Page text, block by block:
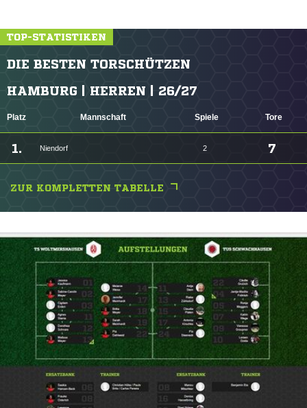
TOP-STATISTIKEN
DIE BESTEN TORSCHÜTZEN
HAMBURG | HERREN | 26/27
Platz Mannschaft Spiele Tore
1. Niendorf 2 7
ZUR KOMPLETTEN TABELLE